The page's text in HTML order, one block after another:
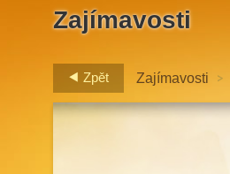
Zajímavosti
Zpět Zajímavosti >